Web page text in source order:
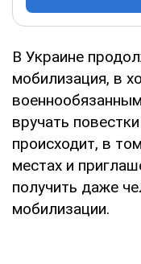
В Украине
мобилизация, в
вручать
происходит, в
местах и
получить даже
мобилизации.